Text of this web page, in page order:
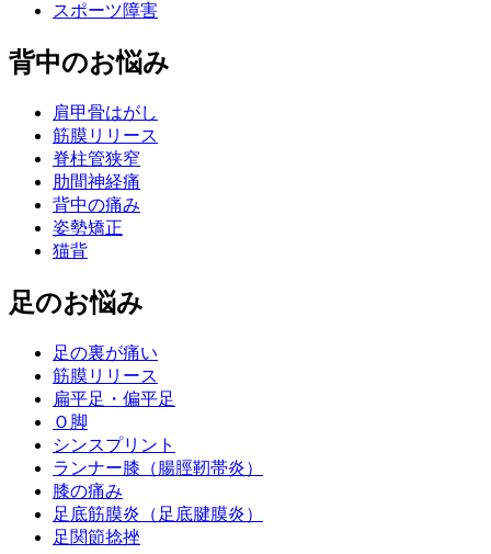
スポーツ障害
背中のお悩み
肩甲骨はがし
筋膜リリース
脊柱管狭窄
肋間神経痛
背中の痛み
姿勢矯正
猫背
足のお悩み
足の裏が痛い
筋膜リリース
扁平足・偏平足
Ｏ脚
シンスプリント
ランナー膝（腸脛靭帯炎）
膝の痛み
足底筋膜炎（足底腱膜炎）
足関節捻挫